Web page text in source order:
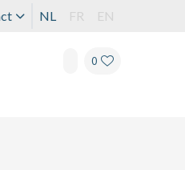
NL FR EN
0